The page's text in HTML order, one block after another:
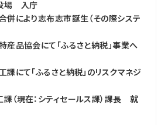
場 入庁
により志布志市誕生（その際システ
品協会にて「ふるさと納税」事業へ
にて「ふるさと納税」のリスクマネジ
（現在：シティセールス課）課長 就